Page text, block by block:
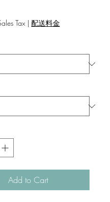
Tax | 配送料金
Add to Cart